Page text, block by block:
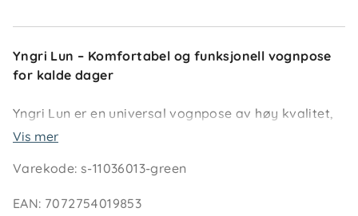
Yngri Lun – Komfortabel og funksjonell vognpose
for kalde dager
Yngri Lun er en universal vognpose av høy kvalitet,
designet for å tåle de tøffe nordiske værforholdene.
ull i underdelen, sikrer den optimal isolasjon og
boks-kanaler som hindrer varmeutslipp og gir jevn
Vis mer
Varekode:s-11036013-green
EAN: 7072754019853